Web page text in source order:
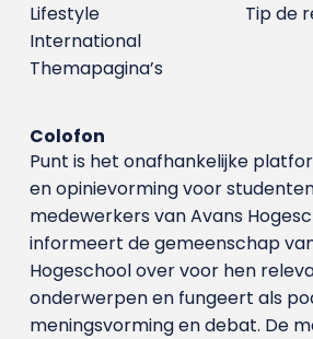
Tip de
Lifestyle
International
Themapagina’s
Colofon
Punt is het onafhankelijke
en opinievorming voor
medewerkers van Avans
informeert de gemeenschap
Hogeschool over voor hen
onderwerpen en fungeert als
meningsvorming en debat. De